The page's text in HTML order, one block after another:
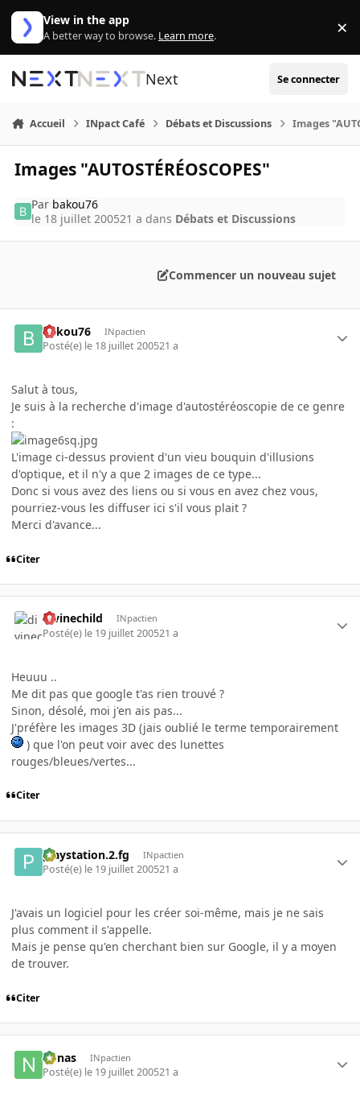
Aller au contenu
View in the app
A better way to browse. Learn more. ×
Next Se connecter
Accueil INpact Café Débats et Discussions Images
Images "AUTOSTÉRÉOSCOPES"
Par bakou76
le 18 juillet 200521 a dans Débats et Discussions
Commencer un nouveau sujet
bakou76 INpactien
Posté(e) le 18 juillet 200521 a
Salut à tous,
Je suis à la recherche d'image d'autostéréoscopie de ce genre
:
L'image ci-dessus provient d'un vieu bouquin d'illusions
d'optique, et il n'y a que 2 images de ce type...
Donc si vous avez des liens ou si vous en avez chez vous,
pourriez-vous les diffuser ici s'il vous plait ?
Merci d'avance...
Citer
divinechild INpactien
Posté(e) le 19 juillet 200521 a
Heuuu ..
Me dit pas que google t'as rien trouvé ?
Sinon, désolé, moi j'en ais pas...
J'préfère les images 3D (jais oublié le terme temporairement
) que l'on peut voir avec des lunettes
rouges/bleues/vertes...
Citer
playstation.2.fg INpactien
Posté(e) le 19 juillet 200521 a
J'avais un logiciel pour les créer soi-même, mais je ne sais
plus comment il s'appelle.
Mais je pense qu'en cherchant bien sur Google, il y a moyen
de trouver.
Citer
nonas INpactien
Posté(e) le 19 juillet 200521 a